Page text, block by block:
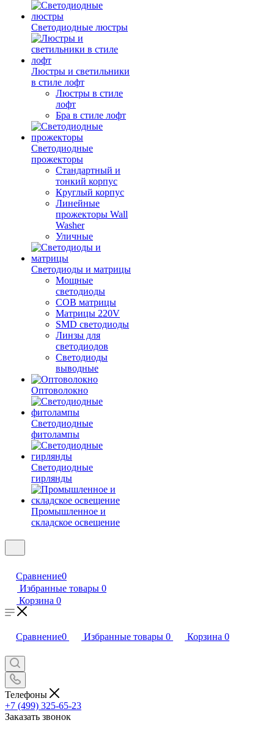
Светодиодные люстры
Люстры и светильники
в стиле лофт
Люстры в стиле
лофт
Бра в стиле лофт
Светодиодные
прожекторы
Стандартный и
тонкий корпус
Круглый корпус
Линейные
прожекторы Wall
Washer
Уличные
Светодиоды и матрицы
Мощные
светодиоды
COB матрицы
Матрицы 220V
SMD светодиоды
Линзы для
светодиодов
Светодиоды
выводные
Оптоволокно
Светодиодные
фитолампы
Светодиодные
гирлянды
Промышленное и
складское освещение
Сравнение0
Избранные товары 0
Корзина 0
Сравнение0 Избранные товары 0 Корзина 0
Телефоны
+7 (499) 325-65-23
Заказать звонок